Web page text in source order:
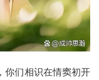
你们相识在情窦初开